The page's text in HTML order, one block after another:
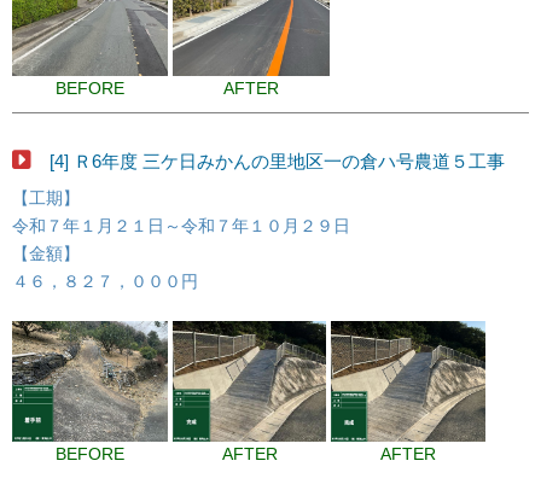
BEFORE AFTER
[4] Ｒ6年度 三ケ日みかんの里地区一の倉ハ号農道５工事
【工期】
令和７年１月２１日～令和７年１０月２９日
【金額】
４６，８２７，０００円
BEFORE AFTER AFTER